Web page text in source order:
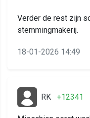
Verder de rest zijn
stemmingmakerij.
18-01-2026 14:49
RK +12341